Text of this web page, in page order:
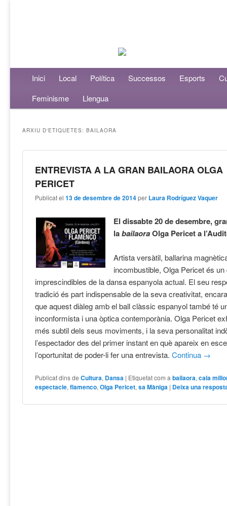
Menú principalAneu al contingut principal
Aneu al contingut secundari
Inici Local Política Successos Esports
Feminisme
Llengua
ARXIU D'ETIQUETES:BAILAORA
ENTREVISTA A LA GRAN BAILAORA OLGA
PERICET
Publicat el13 de desembre de 2014 per Laura Rodríguez Vaquer
El dissabte 20 de desembre,
labailaoraOlga Pericet a
Artista versàtil, ballarina
incombustible, Olga Pericet és
imprescindibles de la dansa espanyola actual. El seu
tradició és part indispensable de la seva creativitat,
que aquest diàleg amb el ball clàssic espanyol també té
inconformista i una òptica contemporània. Olga Pericet
més subtil dels seus moviments, i la seva personalitat
l’espectador des del primer instant en què apareix en
l’oportunitat de poder-li fer una entrevista.Continua →
Publicat dins de Cultura, Dansa | Etiquetat com a bailaora,cala
espectacle,flamenco,Olga Pericet,sa Màniga | Deixa una